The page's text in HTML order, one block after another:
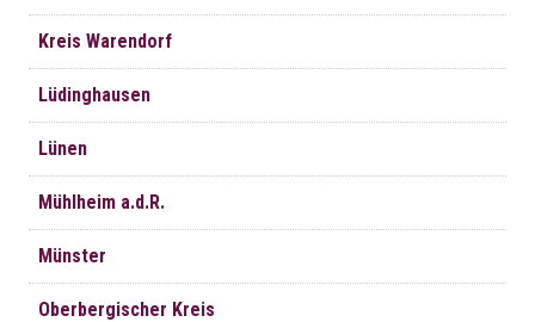
Kreis Warendorf
Lüdinghausen
Lünen
Mühlheim a.d.R.
Münster
Oberbergischer Kreis